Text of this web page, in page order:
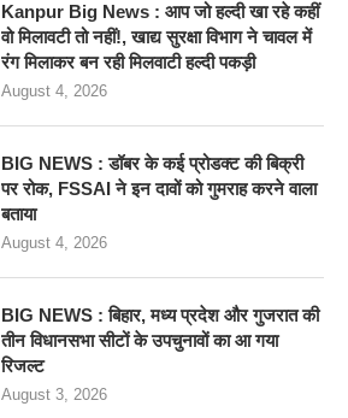
Kanpur Big News : आप जो हल्दी खा रहे कहीं
वो मिलावटी तो नहीं!, खाद्य सुरक्षा विभाग ने चावल में
रंग मिलाकर बन रही मिलवाटी हल्दी पकड़ी
August 4, 2026
BIG NEWS : डॉबर के कई प्रोडक्ट की बिक्री
पर रोक, FSSAI ने इन दावों को गुमराह करने वाला
बताया
August 4, 2026
BIG NEWS : बिहार, मध्य प्रदेश और गुजरात की
तीन विधानसभा सीटों के उपचुनावों का आ गया
रिजल्ट
August 3, 2026